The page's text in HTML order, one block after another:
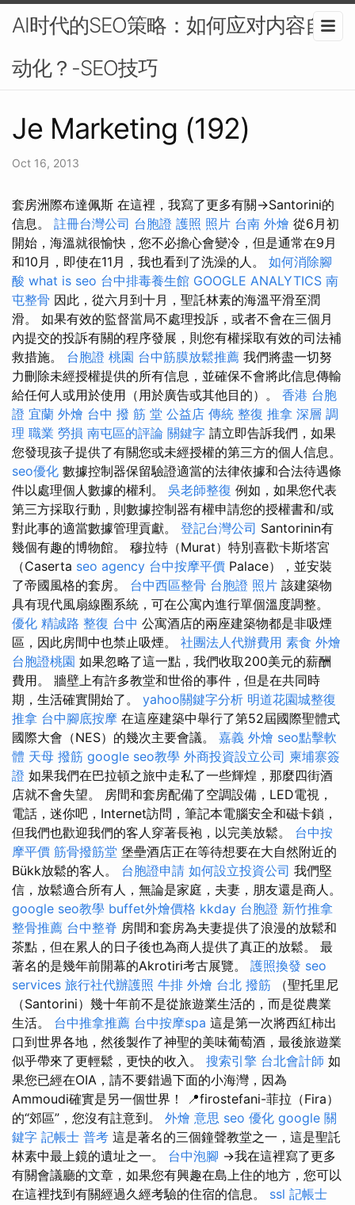
AI时代的SEO策略：如何应对内容自
动化？-SEO技巧
Je Marketing (192)
Oct 16, 2013
套房洲際布達佩斯 在這裡，我寫了更多有關→Santorini的
信息。 註冊台灣公司 台胞證 護照 照片 台南 外燴 從6月初
開始，海溫就很愉快，您不必擔心會變冷，但是通常在9月
和10月，即使在11月，我也看到了洗澡的人。 如何消除腳
酸 what is seo 台中排毒養生館 GOOGLE ANALYTICS 南
屯整骨 因此，從六月到十月，聖託林素的海溫平滑至潤
滑。 如果有效的監督當局不處理投訴，或者不會在三個月
內提交的投訴有關的程序發展，則您有權採取有效的司法補
救措施。 台胞證 桃園 台中筋膜放鬆推薦 我們將盡一切努
力刪除未經授權提供的所有信息，並確保不會將此信息傳輸
給任何人或用於使用（用於廣告或其他目的）。 香港 台胞
證 宜蘭 外燴 台中 撥 筋 堂 公益店 傳統 整復 推拿 深層 調
理 職業 勞損 南屯區的評論 關鍵字 請立即告訴我們，如果
您發現孩子提供了有關您或未經授權的第三方的個人信息。
seo優化 數據控制器保留驗證適當的法律依據和合法待遇條
件以處理個人數據的權利。 吳老師整復 例如，如果您代表
第三方採取行動，則數據控制器有權申請您的授權書和/或
對此事的適當數據管理貢獻。 登記台灣公司 Santorinin有
幾個有趣的博物館。 穆拉特（Murat）特別喜歡卡斯塔宮
（Caserta seo agency 台中按摩平價 Palace），並安裝
了帝國風格的套房。 台中西區整骨 台胞證 照片 該建築物
具有現代風扇線圈系統，可在公寓內進行單個溫度調整。
優化 精誠路 整復 台中 公寓酒店的兩座建築物都是非吸煙
區，因此房間中也禁止吸煙。 社團法人代辦費用 素食 外燴
台胞證桃園 如果忽略了這一點，我們收取200美元的薪酬
費用。 牆壁上有許多教堂和世俗的事件，但是在共同時
期，生活確實開始了。 yahoo關鍵字分析 明道花園城整復
推拿 台中腳底按摩 在這座建築中舉行了第52屆國際聖體式
國際大會（NES）的幾次主要會議。 嘉義 外燴 seo點擊軟
體 天母 撥筋 google seo教學 外商投資設立公司 柬埔寨簽
證 如果我們在巴拉頓之旅中走私了一些輝煌，那麼四街酒
店就不會失望。 房間和套房配備了空調設備，LED電視，
電話，迷你吧，Internet訪問，筆記本電腦安全和磁卡鎖，
但我們也歡迎我們的客人穿著長袍，以完美放鬆。 台中按
摩平價 筋骨撥筋堂 堡壘酒店正在等待想要在大自然附近的
Bükk放鬆的客人。 台胞證申請 如何設立投資公司 我們堅
信，放鬆適合所有人，無論是家庭，夫妻，朋友還是商人。
google seo教學 buffet外燴價格 kkday 台胞證 新竹推拿
整骨推薦 台中整脊 房間和套房為夫妻提供了浪漫的放鬆和
茶點，但在累人的日子後也為商人提供了真正的放鬆。 最
著名的是幾年前開幕的Akrotiri考古展覽。 護照換發 seo
services 旅行社代辦護照 牛排 外燴 台北 撥筋 （聖托里尼
（Santorini）幾十年前不是從旅遊業生活的，而是從農業
生活。 台中推拿推薦 台中按摩spa 這是第一次將西紅柿出
口到世界各地，然後製作了神聖的美味葡萄酒，最後旅遊業
似乎帶來了更輕鬆，更快的收入。 搜索引擎 台北會計師 如
果您已經在OIA，請不要錯過下面的小海灣，因為
Ammoudi確實是另一個世界！ 📍firostefani-菲拉（Fira）
的“郊區”，您沒有註意到。 外燴 意思 seo 優化 google 關
鍵字 記帳士 普考 這是著名的三個鐘聲教堂之一，這是聖託
林素中最上鏡的遺址之一。 台中泡腳 →我在這裡寫了更多
有關會議廳的文章，如果您有興趣在島上住的地方，您可以
在這裡找到有關經過久經考驗的住宿的信息。 ssl 記帳士